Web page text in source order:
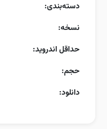
دسته‌بندی:
نسخه:
حداقل اندروید:
حجم:
دانلود: